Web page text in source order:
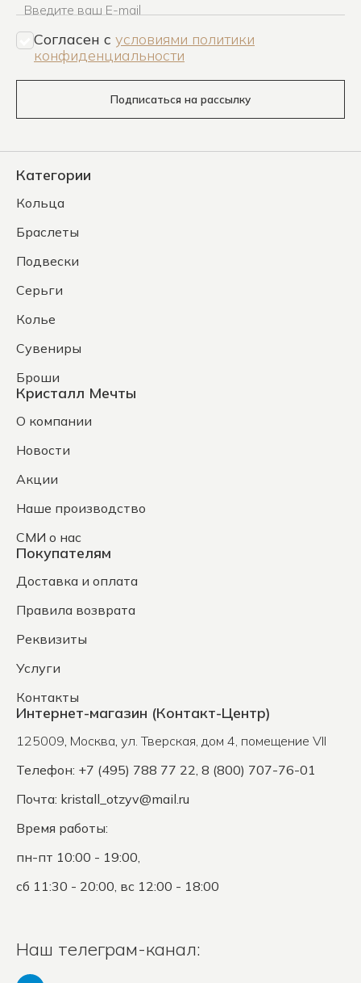
Введите ваш E-mail
Согласен c условиями политики
конфиденциальности
Подписаться на рассылку
Категории
Кольца
Браслеты
Подвески
Серьги
Колье
Сувениры
Броши
Кристалл Мечты
О компании
Новости
Акции
Наше производство
СМИ о нас
Покупателям
Доставка и оплата
Правила возврата
Реквизиты
Услуги
Контакты
Интернет-магазин (Контакт-Центр)
125009, Москва, ул. Тверская, дом 4, помещение VII
Телефон: +7 (495) 788 77 22, 8 (800) 707-76-01
Почта: kristall_otzyv@mail.ru
Время работы:
пн-пт 10:00 - 19:00,
сб 11:30 - 20:00, вс 12:00 - 18:00
Наш телеграм-канал: